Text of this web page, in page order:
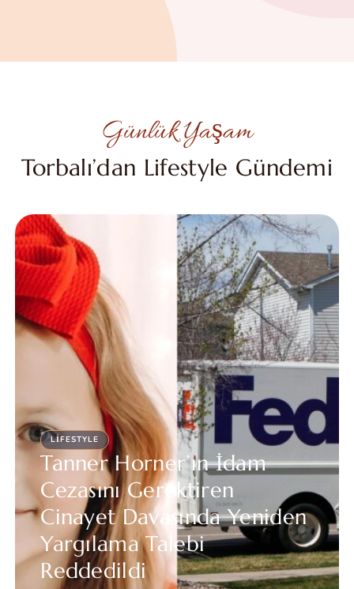
Günlük Yaşam
Torbalı’dan Lifestyle Gündemi
LIFESTYLE
Tanner Horner’ın İdam
Cezasını Gerektiren
Cinayet Davasında Yeniden
Yargılama Talebi
Reddedildi